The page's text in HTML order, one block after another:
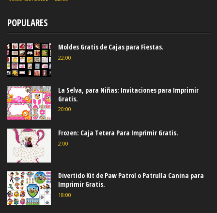
POPULARES
Moldes Gratis de Cajas para Fiestas.
22:00
La Selva, para Niñas: Invitaciones para Imprimir
Gratis.
20:00
Frozen: Caja Tetera Para Imprimir Gratis.
2:00
Divertido Kit de Paw Patrol o Patrulla Canina para
Imprimir Gratis.
18:00